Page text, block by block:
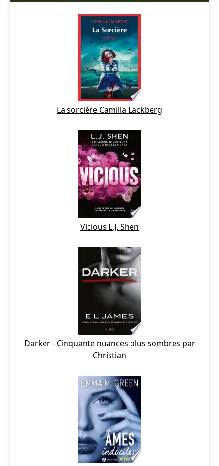
La sorcière Camilla Läckberg
Vicious L.J. Shen
Darker - Cinquante nuances plus sombres par
Christian